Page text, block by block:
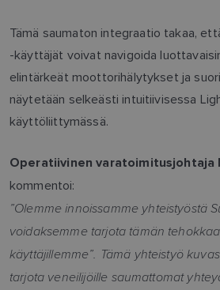
Tämä saumaton integraatio takaa,
-käyttäjät voivat navigoida
elintärkeät moottorihälytykset ja
näytetään selkeästi intuitiivisessa
käyttöliittymässä.
Operatiivinen varatoimitusjohtaja
kommentoi:
”Olemme innoissamme yhteistyöstä
voidaksemme tarjota tämän
käyttäjillemme”. Tämä yhteistyö
tarjota veneilijöille saumattomat